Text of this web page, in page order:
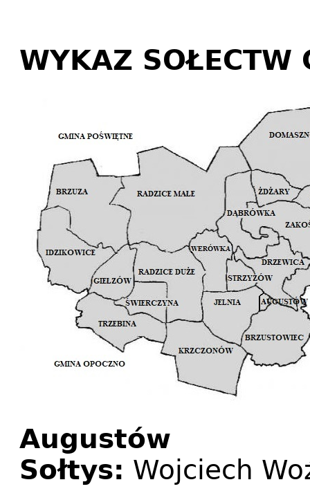
WYKAZ SOŁECTW
Augustów
Sołtys: Wojciech